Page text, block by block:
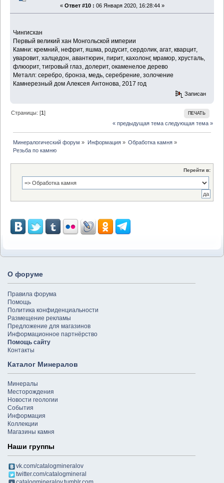
« Ответ #10 : 06 Января 2020, 16:28:44 »
Чингисхан
Первый великий хан Монгольской империи
Камни: кремний, нефрит, яшма, родусит, сердолик, агат, кварцит,
уваровит, халцедон, авантюрин, пирит, кахолонг, мрамор, хрусталь,
флюорит, тигровый глаз, долерит, окаменелое дерево
Металл: серебро, бронза, медь, серебрение, золочение
Камнерезный дом Алексея Антонова, 2017 год
Записан
ПЕЧАТЬ
Страницы: [1]
« предыдущая тема следующая тема »
Минералогический форум » Информация» Обработка камня»
Резьба по камню
Перейти в:
О форуме
Правила форума
Помощь
Политика конфиденциальности
Размещение рекламы
Предложение для магазинов
Информационное партнёрство
Помощь сайту
Контакты
Каталог Минералов
Минералы
Месторождения
Новости геологии
События
Информация
Коллекции
Магазины камня
Наши группы
vk.com/catalogmineralov
twitter.com/catalogmineral